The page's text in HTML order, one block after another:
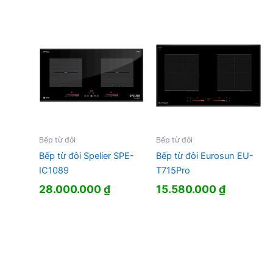
Bếp từ đôi
Bếp từ đôi Spelier SPE-
IC1089
28.000.000₫
Bếp từ đôi
Bếp từ đôi Eurosun EU-
T715Pro
15.580.000₫